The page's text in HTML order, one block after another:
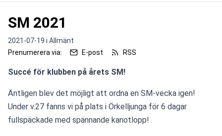
SM 2021
2021-07-19 i Allmänt
Prenumerera via:
E-post RSS
Succé för klubben på årets SM!
Äntligen blev det möjligt att ordna en SM-vecka igen!
Under v.27 fanns vi på plats i Örkelljunga för 6 dagar
fullspäckade med spännande kanotlopp!